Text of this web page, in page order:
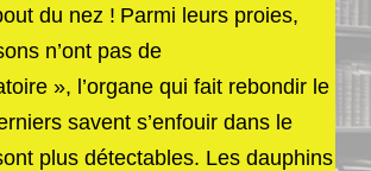
du nez ! Parmi leurs proies,
n’ont pas de
», l’organe qui fait rebondir le
savent s’enfouir dans le
plus détectables. Les dauphins